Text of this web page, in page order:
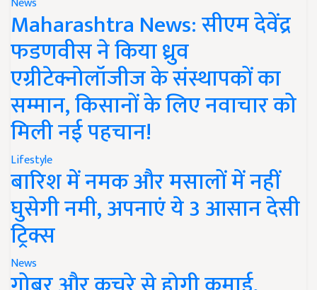
Maharashtra News: सीएम देवेंद्र
फडणवीस ने किया ध्रुव
एग्रीटेक्नोलॉजीज के संस्थापकों का
सम्मान, किसानों के लिए नवाचार को
मिली नई पहचान!
Lifestyle
बारिश में नमक और मसालों में नहीं
घुसेगी नमी, अपनाएं ये 3 आसान देसी
ट्रिक्स
News